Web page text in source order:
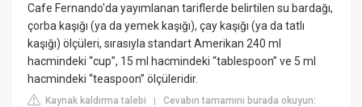
Cafe Fernando'da yayımlanan tariflerde belirtilen su bardağı,
çorba kaşığı (ya da yemek kaşığı), çay kaşığı (ya da tatlı
kaşığı) ölçüleri, sırasıyla standart Amerikan 240 ml
hacmindeki “cup”, 15 ml hacmindeki “tablespoon” ve 5 ml
hacmindeki “teaspoon” ölçüleridir.
Kaynak kaldırma talebi |Cevabın tamamını burada okuyun: